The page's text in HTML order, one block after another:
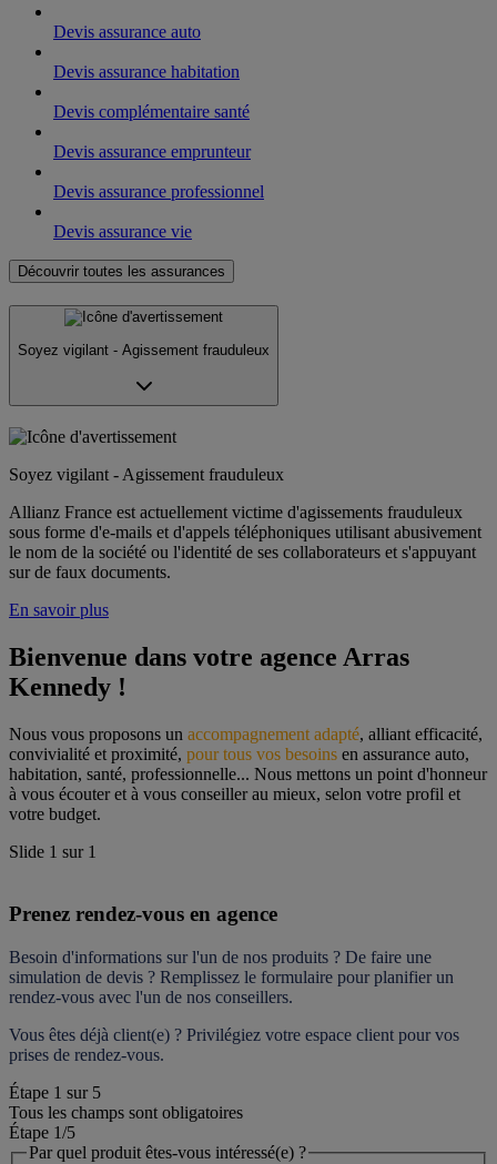
Devis assurance auto
Devis assurance habitation
Devis complémentaire santé
Devis assurance emprunteur
Devis assurance professionnel
Devis assurance vie
Découvrir toutes les assurances
Soyez vigilant - Agissement frauduleux
Soyez vigilant - Agissement frauduleux
Allianz France est actuellement victime d'agissements frauduleux
sous forme d'e-mails et d'appels téléphoniques utilisant abusivement
le nom de la société ou l'identité de ses collaborateurs et s'appuyant
sur de faux documents.
En savoir plus
Bienvenue dans votre agence Arras
Kennedy !
Nous vous proposons un accompagnement adapté, alliant efficacité,
convivialité et proximité, pour tous vos besoins en assurance auto,
habitation, santé, professionnelle... Nous mettons un point d'honneur
à vous écouter et à vous conseiller au mieux, selon votre profil et
votre budget.
Slide 1 sur 1
Prenez rendez-vous en agence
Besoin d'informations sur l'un de nos produits ? De faire une
simulation de devis ? Remplissez le formulaire pour planifier un
rendez-vous avec l'un de nos conseillers.
Vous êtes déjà client(e) ? Privilégiez votre espace client pour vos
prises de rendez-vous.
Étape 1 sur 5
Tous les champs sont obligatoires
Étape 1/5
Par quel produit êtes-vous intéressé(e) ?